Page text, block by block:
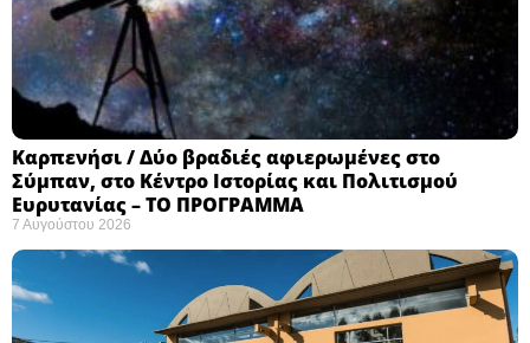
Καρπενήσι / Δύο βραδιές αφιερωμένες στο
Σύμπαν, στο Κέντρο Ιστορίας και Πολιτισμού
Ευρυτανίας – ΤΟ ΠΡΟΓΡΑΜΜΑ
7 Αυγούστου 2026